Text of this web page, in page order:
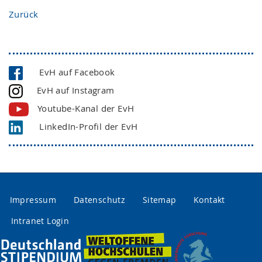
Zurück
EvH auf Facebook
EvH auf Instagram
Youtube-Kanal der EvH
LinkedIn-Profil der EvH
Impressum Datenschutz Sitemap
Kontakt
Intranet Login